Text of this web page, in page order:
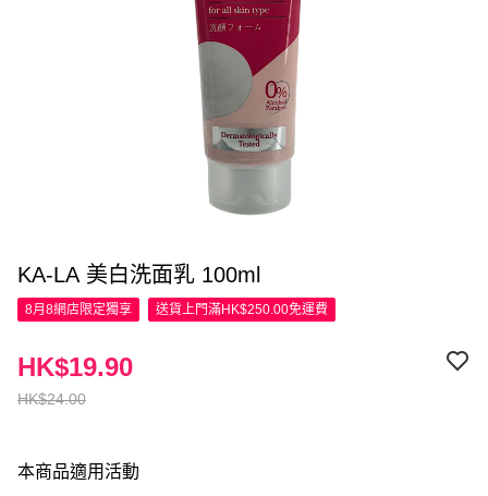
KA-LA 美白洗面乳 100ml
8月8網店限定獨享 送貨上門滿HK$250.00免運費
HK$24.00
HK$19.90
本商品適用活動